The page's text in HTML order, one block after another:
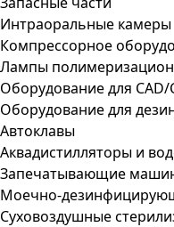
Интраоральные камеры
Компрессорное
Лампы
Оборудование для CAD/
Оборудование для
Автоклавы
Аквадистилляторы и
Запечатывающие
Моечно-
Суховоздушные